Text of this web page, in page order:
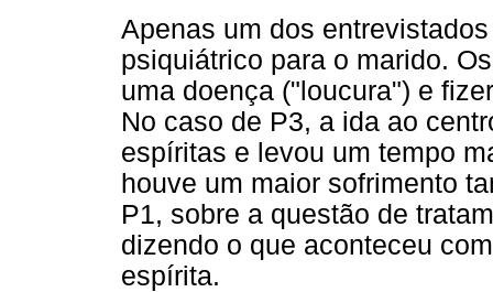
Apenas um dos
psiquiátrico para o marido.
uma doença ("loucura") e
No caso de P3, a ida ao
espíritas e levou um tempo
houve um maior sofrimento
P1, sobre a questão de
dizendo o que aconteceu
espírita.